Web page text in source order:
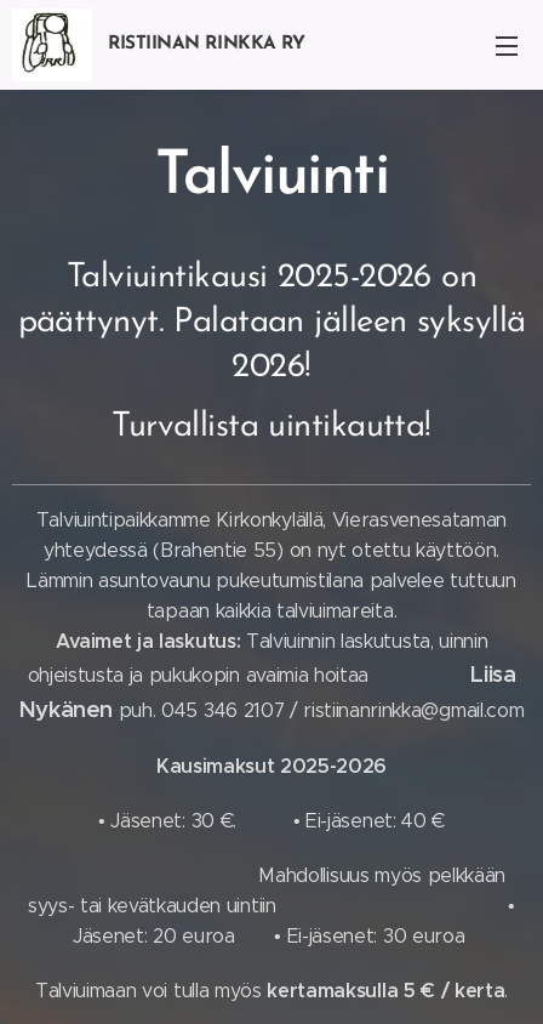
RISTIINAN RINKKA RY
Talviuinti
Talviuintikausi 2025-2026 on
päättynyt. Palataan jälleen syksyllä
2026!
Turvallista uintikautta!
Talviuintipaikkamme Kirkonkylällä, Vierasvenesataman
yhteydessä (Brahentie 55) on nyt otettu käyttöön.
Lämmin asuntovaunu pukeutumistilana palvelee tuttuun
tapaan kaikkia talviuimareita.
Avaimet ja laskutus: Talviuinnin laskutusta, uinnin
ohjeistusta ja pukukopin avaimia hoitaa Liisa
Nykänen puh. 045 346 2107 / ristiinanrinkka@gmail.com
Kausimaksut 2025-2026
• Jäsenet: 30 €. • Ei-jäsenet: 40 €
Mahdollisuus myös pelkkään
syys- tai kevätkauden uintiin •
Jäsenet: 20 euroa • Ei-jäsenet: 30 euroa
Talviuimaan voi tulla myös kertamaksulla 5 € / kerta.